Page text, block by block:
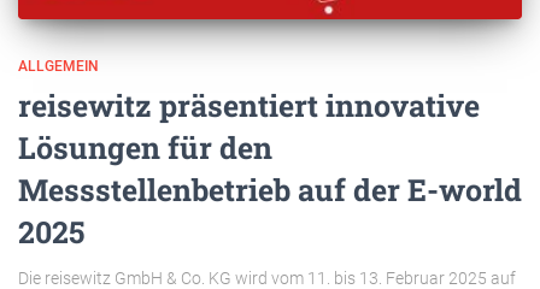
ALLGEMEIN
reisewitz präsentiert innovative
Lösungen für den
Messstellenbetrieb auf der E-world
2025
Die reisewitz GmbH & Co. KG wird vom 11. bis 13. Februar 2025 auf